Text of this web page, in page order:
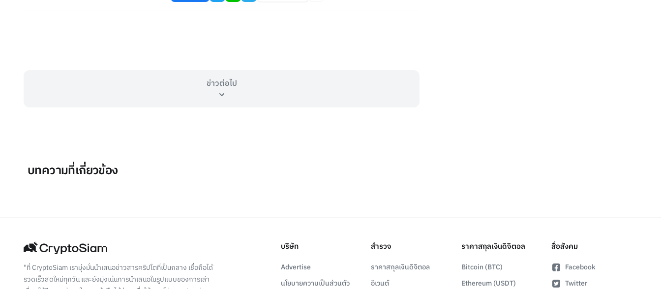
ข่าวต่อไป
บทความที่เกี่ยวข้อง
"ที่ CryptoSiam เรามุ่งมั่นนำเสนอข่าวสารคริปโตที่เป็นกลาง เชื่อถือได้
รวดเร็วสดใหม่ทุกวัน และยังมุ่งเน้นการนำเสนอในรูปแบบของการเล่า
บริษัท
Advertise
นโยบายความเป็นส่วนตัว
สำรวจ
ราคาสกุลเงินดิจิตอล
อีเวนต์
ราคาสกุลเงินดิจิตอล
Bitcoin (BTC)
Ethereum (USDT)
สื่อสังคม
Facebook
Twitter